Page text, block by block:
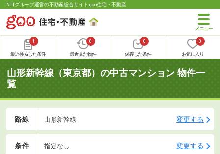
NTTグループ運営の不動産総合サイト goo住宅・不動産
1
最近検索した条件
0
最近見た物件
0
保存した条件
0
お気に入り
山形新幹線（東京都）の中古マンション 物件一
覧
路線 山形新幹線 変更する
条件 指定なし 変更する